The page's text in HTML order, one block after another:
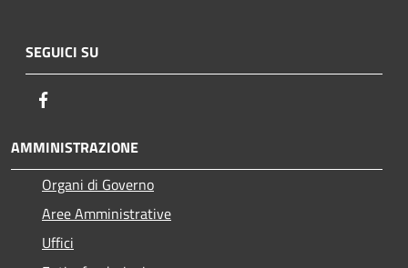
SEGUICI SU
AMMINISTRAZIONE
Organi di Governo
Aree Amministrative
Uffici